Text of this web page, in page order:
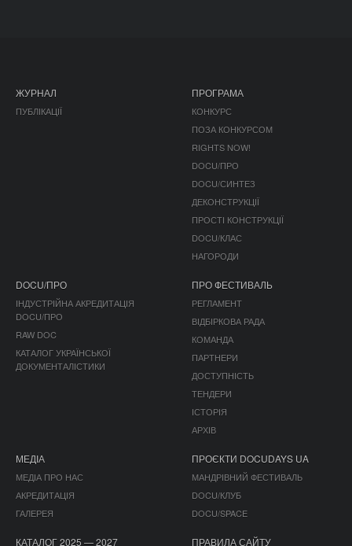
ЖУРНАЛ
ПУБЛІКАЦІЇ
ПРОГРАМА
КОНКУРС
ПОЗА КОНКУРСОМ
RIGHTS NOW!
DOCU/ПРО
DOCU/СИНТЕЗ
ДЕКОНСТРУКЦІЇ
ПРОСТІ КОНСТРУКЦІЇ
DOCU/КЛАС
НАГОРОДИ
DOCU/ПРО
ІНДУСТРІЙНА АКРЕДИТАЦІЯ
DOCU/ПРО
RAW DOC
КАТАЛОГ УКРАЇНСЬКОЇ
ДОКУМЕНТАЛІСТИКИ
ПРО ФЕСТИВАЛЬ
РЕГЛАМЕНТ
ВІДБІРКОВА РАДА
КОМАНДА
ПАРТНЕРИ
ДОСТУПНІСТЬ
ТЕНДЕРИ
ІСТОРІЯ
АРХІВ
МЕДІА
МЕДІА ПРО НАС
АКРЕДИТАЦІЯ
ГАЛЕРЕЯ
ПРОЄКТИ DOCUDAYS UA
МАНДРІВНИЙ ФЕСТИВАЛЬ
DOCU/КЛУБ
DOCU/SPACE
КАТАЛОГ 2025 — 2027 ПРАВИЛА САЙТУ